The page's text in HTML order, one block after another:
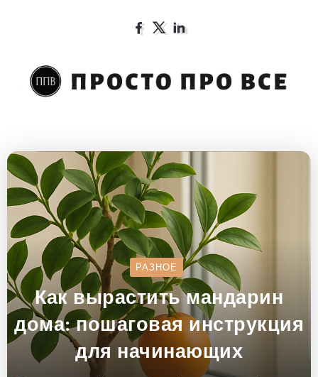
РАЗНОЕ
Как вырастить мандарин
дома: пошаговая инструкция
для начинающих